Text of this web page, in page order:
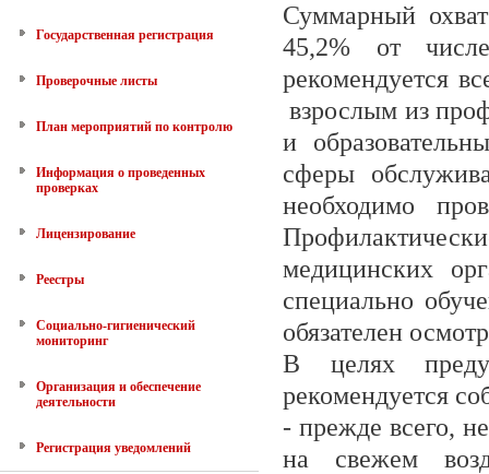
Государственная регистрация
Проверочные листы
План мероприятий по контролю
Информация о проведенных
проверках
Лицензирование
Реестры
Социально-гигиенический
мониторинг
Организация и обеспечение
деятельности
Регистрация уведомлений
Суммарный
45,2% от
рекомендуется
взрослым из
и
сферы
необходимо
медицинских
специально
обязателен
В целях
рекомендуется
- прежде всего,
на свежем